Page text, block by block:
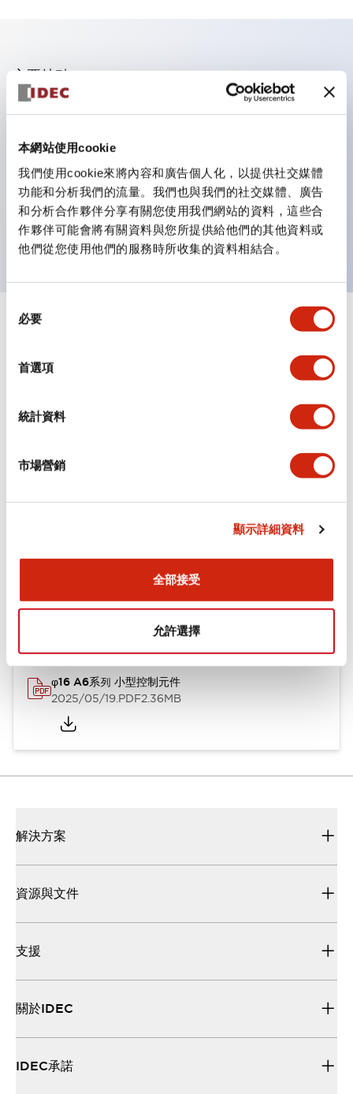
本網站使用cookie
我們使用cookie來將內容和廣告個人化，以提供社交媒體
功能和分析我們的流量。我們也與我們的社交媒體、廣告
和分析合作夥伴分享有關您使用我們網站的資料，這些合
作夥伴可能會將有關資料與您所提供給他們的其他資料或
他們從您使用他們的服務時所收集的資料相結合。
必要
首選項
統計資料
市場營銷
顯示詳細資料
全部接受
允許選擇
主要特點
適用於從民生到FA領域的廣泛用途
LED照明單元內置限流電阻和二極體
防護結構具備IP40和IP65等級。（IEC 60529）
獲得UL・CSA認證。符合EN（歐洲）標準。 獲得CCC
認證（不含指示燈）。
可使用專用配件輕鬆更換為Φ22閃光輪廓
規格 顯示全部+
其他規格
文件和檔案
φ16 A6系列用配件(平面鑲嵌框型)
φ16 A6系列 小型控制元件
2025/05/19.PDF2.36MB
解決方案
資源與文件
支援
關於IDEC
IDEC承諾